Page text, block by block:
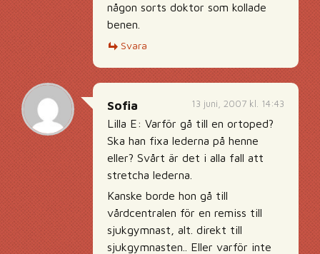
någon sorts doktor som kollade
benen.
Svara
13 juni, 2007 kl. 14:43
Sofia
Lilla E: Varför gå till en ortoped?
Ska han fixa lederna på henne
eller? Svårt är det i alla fall att
stretcha lederna.
Kanske borde hon gå till
vårdcentralen för en remiss till
sjukgymnast, alt. direkt till
sjukgymnasten.. Eller varför inte